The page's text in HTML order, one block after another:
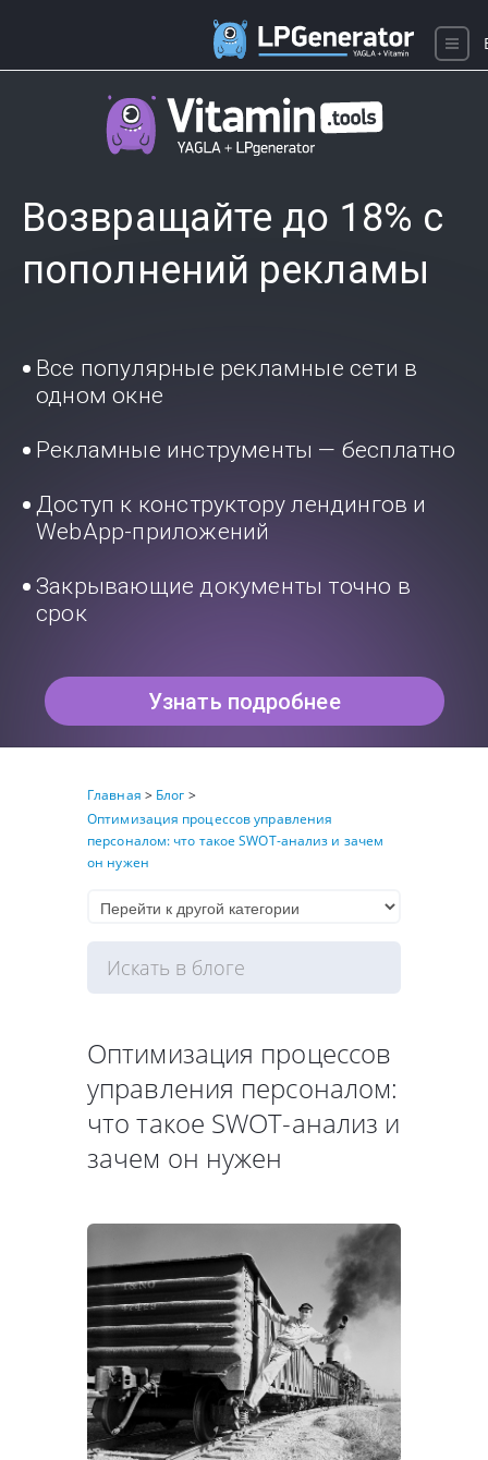
Возвращайте до 18% с
пополнений рекламы
Все популярные рекламные сети в
одном окне
Рекламные инструменты — бесплатно
Доступ к конструктору лендингов и
WebApp-приложений
Закрывающие документы точно в
срок
Узнать подробнее
Главная > Блог >
Оптимизация процессов управления
персоналом: что такое SWOT-анализ и зачем
он нужен
Оптимизация процессов
управления персоналом:
что такое SWOT-анализ и
зачем он нужен